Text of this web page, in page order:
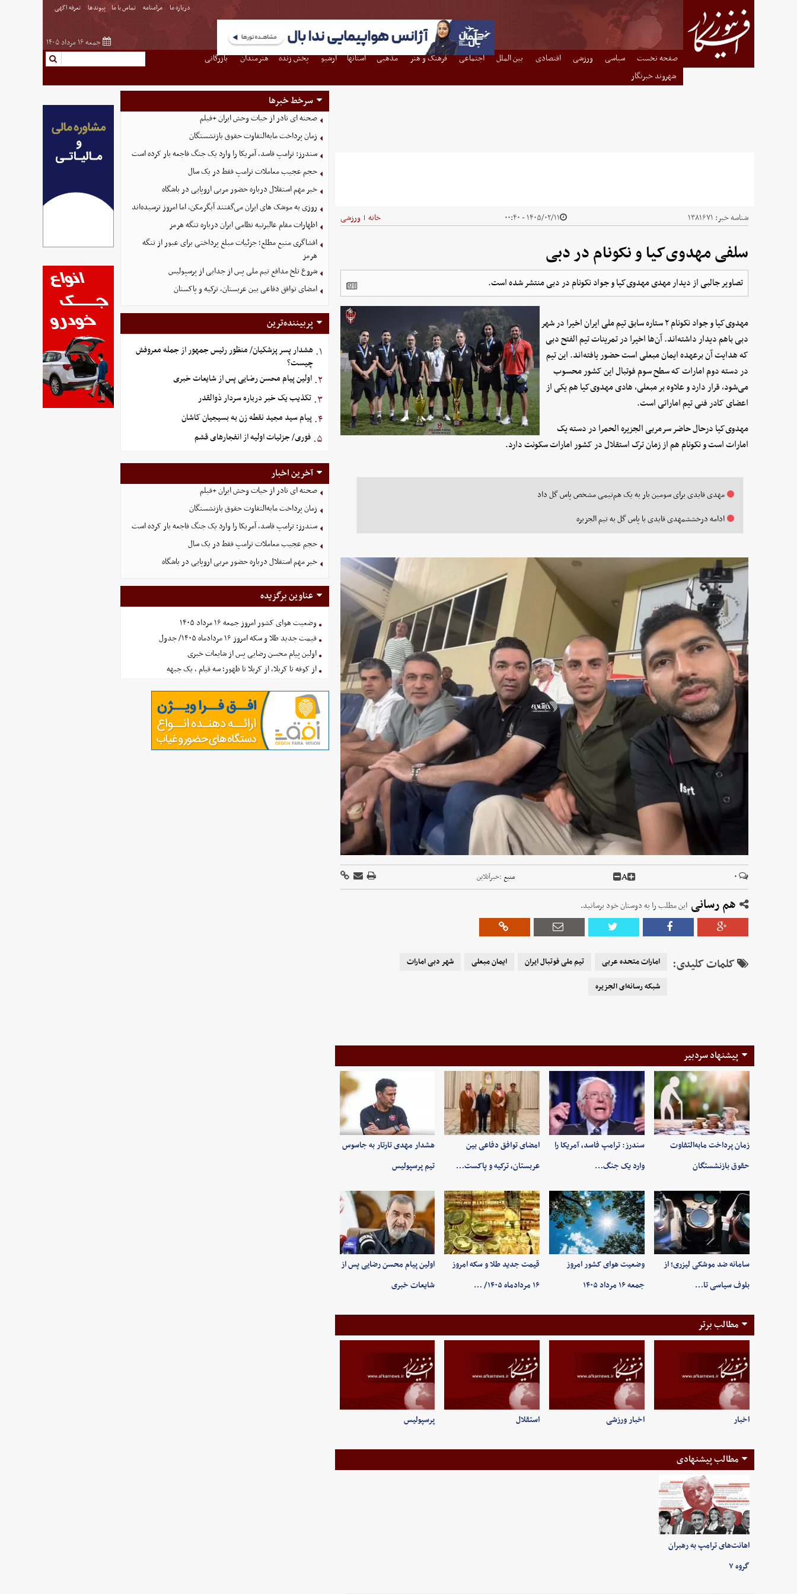
درباره ما مرامنامه تماس با ما پیوندها تعرفه اگهی
جمعه ۱۶ مرداد ۱۴۰۵
صفحه نخست سیاسی ورزشی اقتصادی بین الملل اجتماعی فرهنگ و هنر مذهبی استانها آرشیو پخش زنده هنرمندان
بازرگانی
شهروند خبرنگار
شناسه خبر: ۱۳۸۱۶۷۱ ۱۴۰۵/۰۲/۱۱ - ۰۰:۴۰ خانه | ورزشی
سلفی مهدوی‌کیا و نکونام در دبی
تصاویر جالبی از دیدار مهدی مهدوی‌کیا و جواد نکونام در دبی منتشر شده است.
مهدوی‌کیا و جواد نکونام ۲ ستاره سابق تیم ملی ایران اخیرا در شهر
دبی باهم دیدار داشته‌اند. آن‌ها اخیرا در تمرینات تیم الفتح دبی
که هدایت آن برعهده ایمان مبعلی است حضور یافته‌اند. این تیم
در دسته دوم امارات که سطح سوم فوتبال این کشور محسوب
می‌شود، قرار دارد و علاوه بر مبعلی، هادی مهدوی‌کیا هم یکی از
اعضای کادر فنی تیم اماراتی است.
مهدوی‌کیا درحال حاضر سرمربی الجزیره الحمرا در دسته یک
امارات است و نکونام هم از زمان ترک استقلال در کشور امارات سکونت دارد.
مهدی قایدی برای سومین بار به یک هم‌تیمی مشخص پاس گل داد
ادامه درخششمهدی قایدی با پاس گل به تیم الجزیره
۰ A منبع :خبرآنلاین
هم رسانی این مطلب را به دوستان خود برسانید.
کلمات کلیدی: امارات متحده عربی تیم ملی فوتبال ایران ایمان مبعلی
شهر دبی امارات
شبکه رسانه‌ای الجزیره
پیشنهاد سردبیر
زمان پرداخت مابه‌التفاوت
حقوق بازنشستگان
سندرز: ترامپ فاسد، آمریکا را
وارد یک جنگ…
امضای توافق دفاعی بین
عربستان، ترکیه و پاکست…
هشدار مهدی تارتار به جاسوس
تیم پرسپولیس
سامانه ضد موشکی لیزری؛ از
بلوف سیاسی تا…
وضعیت هوای کشور امروز
جمعه ۱۶ مرداد ۱۴۰۵
قیمت جدید طلا و سکه امروز
۱۶ مردادماه ۱۴۰۵/ …
اولین پیام محسن رضایی پس از
شایعات خبری
مطالب برتر
اخبار اخبار ورزشی استقلال پرسپولیس
مطالب پیشنهادی
اهانت‌های ترامپ به رهبران
گروه ۷
سرخط خبرها
صحنه ای نادر از حیات وحش ایران +فیلم
زمان پرداخت مابه‌التفاوت حقوق بازنشستگان
سندرز: ترامپ فاسد، آمریکا را وارد یک جنگ فاجعه بار کرده است
حجم عجیب معاملات ترامپ فقط در یک سال
خبر مهم استقلال درباره حضور مربی اروپایی در باشگاه
روزی به موشک‌ های ایران می‌گفتند آبگرمکن، اما امروز ترسیده‌اند
اظهارات مقام عالیرتبه نظامی ایران درباره تنگه هرمز
افشاگری منبع مطلع؛ جزئیات مبلغ پرداختی برای عبور از تنگه
هرمز
شروع تلخ مدافع تیم ملی پس از جدایی از پرسپولیس
امضای توافق دفاعی بین عربستان، ترکیه و پاکستان
پربیننده‌ترین
۱. هشدار پسر پزشکیان/ منظور رئیس جمهور از جمله معروفش
چیست؟
۲. اولین پیام محسن رضایی پس از شایعات خبری
۳. تکذیب یک خبر درباره سردار ذوالقدر
۴. پیام سید مجید نقطه زن به بسیجیان کاشان
۵. فوری/ جزئیات اولیه از انفجارهای قشم
آخرین اخبار
صحنه ای نادر از حیات وحش ایران +فیلم
زمان پرداخت مابه‌التفاوت حقوق بازنشستگان
سندرز: ترامپ فاسد، آمریکا را وارد یک جنگ فاجعه بار کرده است
حجم عجیب معاملات ترامپ فقط در یک سال
خبر مهم استقلال درباره حضور مربی اروپایی در باشگاه
عناوین برگزیده
وضعیت هوای کشور امروز جمعه ۱۶ مرداد ۱۴۰۵
قیمت جدید طلا و سکه امروز ۱۶ مردادماه ۱۴۰۵/ جدول
اولین پیام محسن رضایی پس از شایعات خبری
از کوفه تا کربلا، از کربلا تا ظهور؛ سه قیام ، یک جبهه